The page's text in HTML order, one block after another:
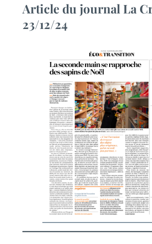
Article du journal La
23/12/24